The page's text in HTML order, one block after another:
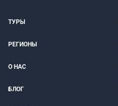
ТУРЫ
РЕГИОНЫ
О НАС
БЛОГ